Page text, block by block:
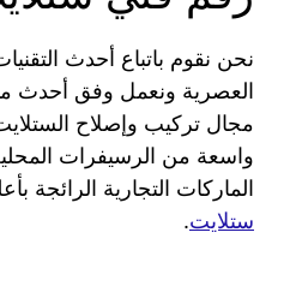
نحن نقوم باتباع أحدث
العصرية ونعمل وفق أحدث
مجال تركيب وإصلاح
واسعة من الرسيفرات
الماركات التجارية الرائجة
ستلايت.